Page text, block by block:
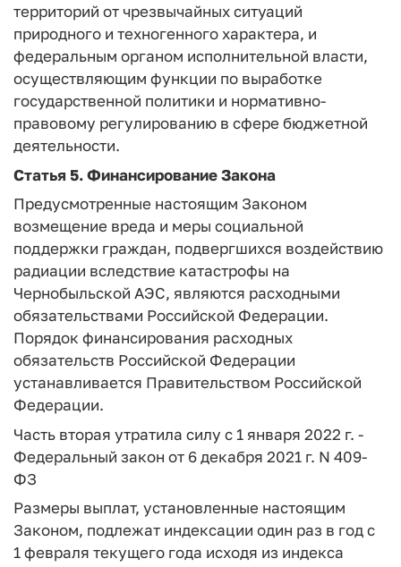
территорий от чрезвычайных ситуаций
природного и техногенного характера, и
федеральным органом исполнительной власти,
осуществляющим функции по выработке
государственной политики и нормативно-
правовому регулированию в сфере бюджетной
деятельности.
Статья 5.Финансирование Закона
Предусмотренные настоящим Законом
возмещение вреда и меры социальной
поддержки граждан, подвергшихся воздействию
радиации вследствие катастрофы на
Чернобыльской АЭС, являются расходными
обязательствами Российской Федерации.
Порядок финансирования расходных
обязательств Российской Федерации
устанавливается Правительством Российской
Федерации.
Часть вторая утратила силу с 1 января 2022 г. -
Федеральный закон от 6 декабря 2021 г. N 409-
ФЗ
Размеры выплат, установленные настоящим
Законом, подлежат индексации один раз в год с
1 февраля текущего года исходя из индекса